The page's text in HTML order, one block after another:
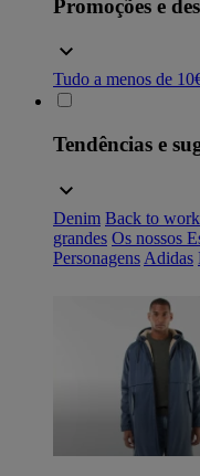
Promoções e
Tudo a menos de
Tendências e
Denim Back to work
grandes Os nossos
Personagens Adidas